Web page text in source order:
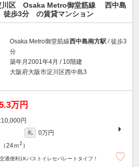
川区 Osaka Metro御堂筋線
西中島
徒歩3分 の賃貸マンション
Osaka Metro御堂筋線西中島南方駅 / 徒歩3
分
築年月2001年4月 / 10階建
大阪府大阪市淀川区西中島3
万円
10,000円
礼
0万円
24ｍ2 ）
通便利1Kバストイレセパレートタイプ！